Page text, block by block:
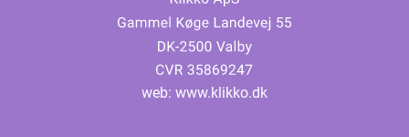
web: www.klikko.dk